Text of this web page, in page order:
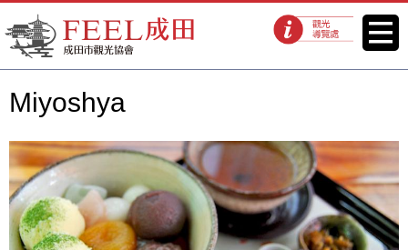
FEEL成田成田市觀光協會官方網
站
觀光導覽處 菜單
Miyoshya